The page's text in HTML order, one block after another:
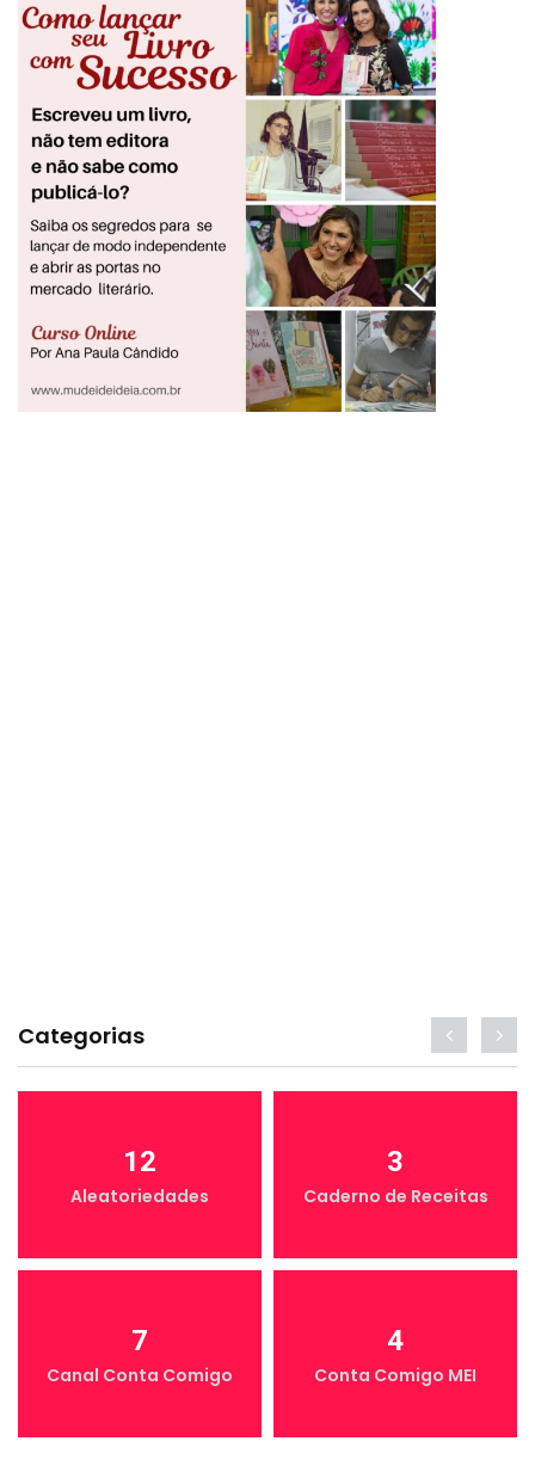
Categorias
12
Aleatoriedades
3
Caderno de Receitas
7
Canal Conta Comigo
4
Conta Comigo MEI